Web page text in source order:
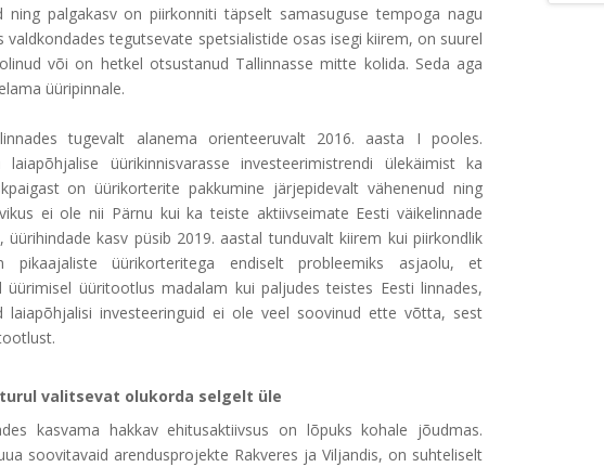
palgakasv on piirkonniti täpselt samasuguse tempoga nagu
tegutsevate spetsialistide osas isegi kiirem, on suurel
või on hetkel otsustanud Tallinnasse mitte kolida. Seda aga
üüripinnale.
tugevalt alanema orienteeruvalt 2016. aasta I pooles.
üürikinnisvarasse investeerimistrendi ülekäimist ka
on üürikorterite pakkumine järjepidevalt vähenenud ning
ei ole nii Pärnu kui ka teiste aktiivseimate Eesti väikelinnade
kasv püsib 2019. aastal tunduvalt kiirem kui piirkondlik
pikaajaliste üürikorteritega endiselt probleemiks asjaolu, et
üüritootlus madalam kui paljudes teistes Eesti linnades,
investeeringuid ei ole veel soovinud ette võtta, sest
valitsevat olukorda selgelt üle
kasvama hakkav ehitusaktiivsus on lõpuks kohale jõudmas.
soovitavaid arendusprojekte Rakveres ja Viljandis, on suhteliselt